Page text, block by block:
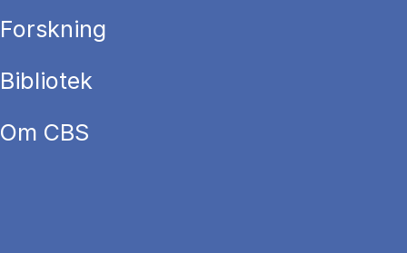
Forskning
Bibliotek
Om CBS